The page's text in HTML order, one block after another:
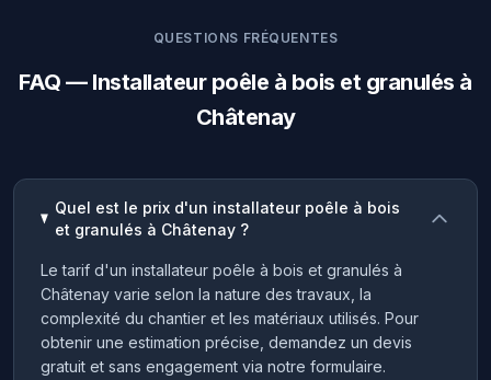
QUESTIONS FRÉQUENTES
FAQ — Installateur poêle à bois et granulés à
Châtenay
Quel est le prix d'un installateur poêle à bois
et granulés à Châtenay ?
Le tarif d'un installateur poêle à bois et granulés à
Châtenay varie selon la nature des travaux, la
complexité du chantier et les matériaux utilisés. Pour
obtenir une estimation précise, demandez un devis
gratuit et sans engagement via notre formulaire.